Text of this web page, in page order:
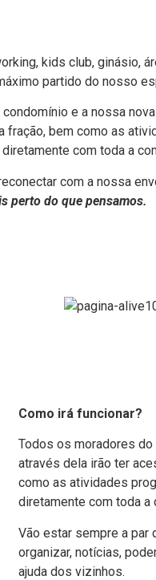
kids club, ginásio,
partido do nosso
e a nossa
bem como as
com toda a
com a nossa
perto do que pensamos.
Como irá funcionar?
Todos os moradores
através dela irão ter
como as atividades
diretamente com toda a
Vão estar sempre a par
organizar, notícias,
ajuda dos vizinhos.